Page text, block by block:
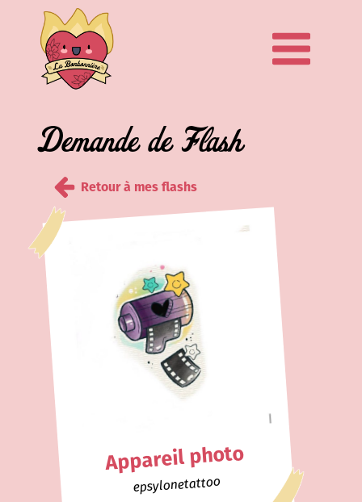
Demande de Flash
Retour à mes flashs
Appareil photo
epsylonetattoo